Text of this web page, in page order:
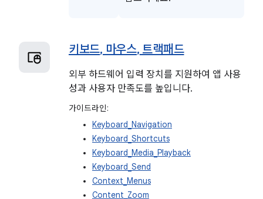
키보드, 마우스, 트랙패드
외부 하드웨어 입력 장치를 지원하여 앱 사용
성과 사용자 만족도를 높입니다.
가이드라인:
Keyboard_Navigation
Keyboard_Shortcuts
Keyboard_Media_Playback
Keyboard_Send
Context_Menus
Content_Zoom